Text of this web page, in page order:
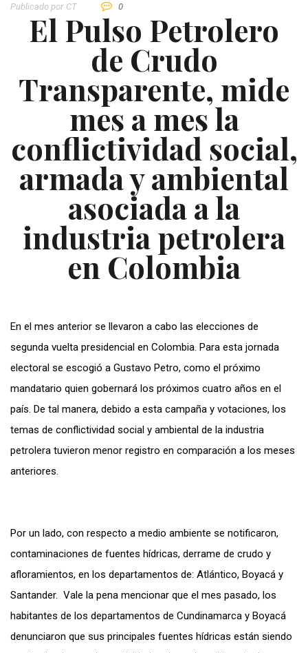
Publicado por CT 0
El Pulso Petrolero
de Crudo
Transparente, mide
mes a mes la
conflictividad social,
armada y ambiental
asociada a la
industria petrolera
en Colombia
En el mes anterior se llevaron a cabo las elecciones de
segunda vuelta presidencial en Colombia. Para esta jornada
electoral se escogió a Gustavo Petro, como el próximo
mandatario quien gobernará los próximos cuatro años en el
país. De tal manera, debido a esta campaña y votaciones, los
temas de conflictividad social y ambiental de la industria
petrolera tuvieron menor registro en comparación a los meses
anteriores.
Por un lado, con respecto a medio ambiente se notificaron,
contaminaciones de fuentes hídricas, derrame de crudo y
afloramientos, en los departamentos de: Atlántico, Boyacá y
Santander. Vale la pena mencionar que el mes pasado, los
habitantes de los departamentos de Cundinamarca y Boyacá
denunciaron que sus principales fuentes hídricas están siendo